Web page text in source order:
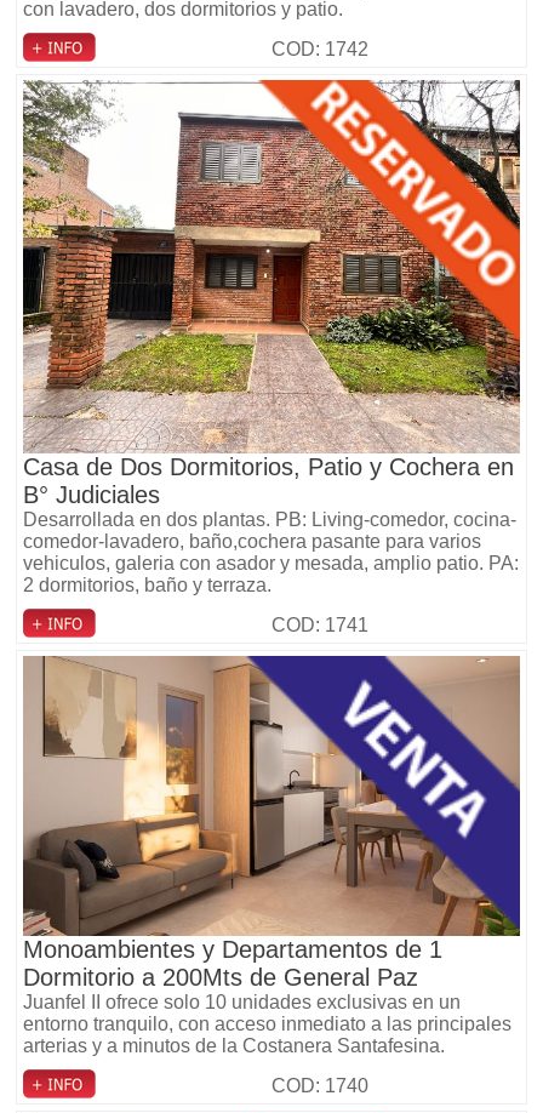
con lavadero, dos dormitorios y patio.
COD: 1742
Casa de Dos Dormitorios, Patio y Cochera en
B° Judiciales
Desarrollada en dos plantas. PB: Living-comedor, cocina-
comedor-lavadero, baño,cochera pasante para varios
vehiculos, galeria con asador y mesada, amplio patio. PA:
2 dormitorios, baño y terraza.
COD: 1741
Monoambientes y Departamentos de 1
Dormitorio a 200Mts de General Paz
Juanfel II ofrece solo 10 unidades exclusivas en un
entorno tranquilo, con acceso inmediato a las principales
arterias y a minutos de la Costanera Santafesina.
COD: 1740